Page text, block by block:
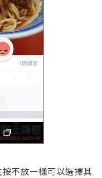
不放一樣可以選擇其